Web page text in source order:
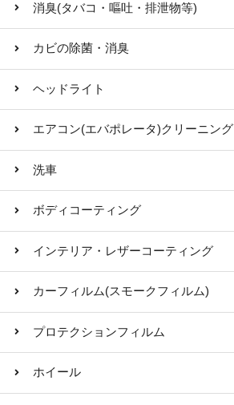
消臭(タバコ・嘔吐・排泄物等)
カビの除菌・消臭
ヘッドライト
エアコン(エバポレータ)クリーニング
洗車
ボディコーティング
インテリア・レザーコーティング
カーフィルム(スモークフィルム)
プロテクションフィルム
ホイール